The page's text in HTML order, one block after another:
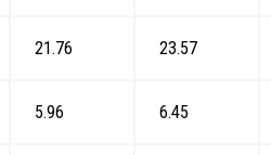
21.76 23.57
5.96 6.45